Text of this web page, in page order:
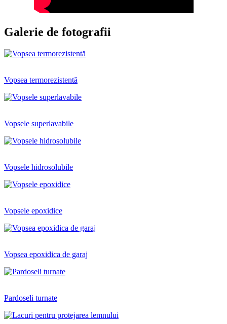
Galerie de fotografii
Vopsea termorezistentă
Vopsele superlavabile
Vopsele hidrosolubile
Vopsele epoxidice
Vopsea epoxidica de garaj
Pardoseli turnate